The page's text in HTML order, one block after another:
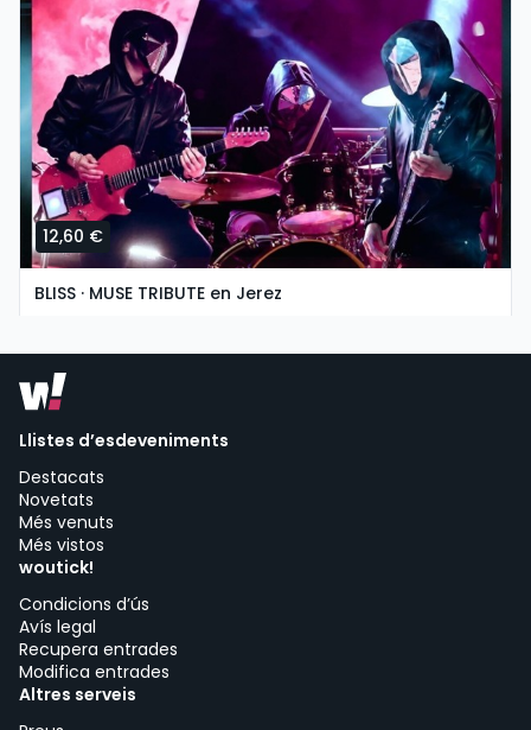
12,60 €
BLISS · MUSE TRIBUTE en Jerez
Llistes d’esdeveniments
Destacats
Novetats
Més venuts
Més vistos
woutick!
Condicions d’ús
Avís legal
Recupera entrades
Modifica entrades
Altres serveis